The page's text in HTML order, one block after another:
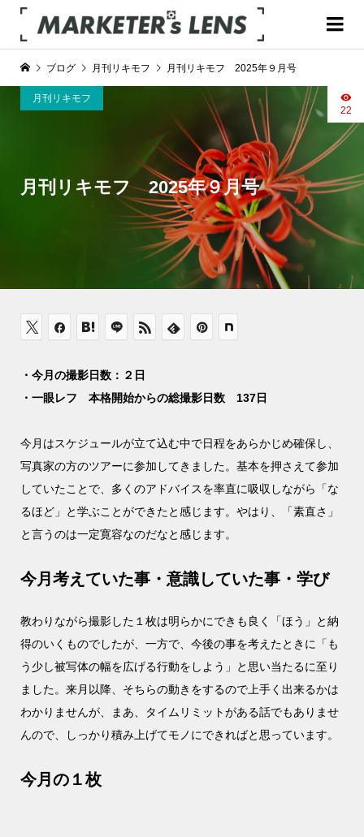
月刊リキモフ 2025年９月号
月刊リキモフ
22
ブログ 月刊リキモフ 月刊リキモフ 2025年９月号
・今月の撮影日数：２日
・一眼レフ 本格開始からの総撮影日数 137日
今月はスケジュールが立て込む中で日程をあらかじめ確保し、
写真家の方のツアーに参加してきました。基本を押さえて参加
していたことで、多くのアドバイスを率直に吸収しながら「な
るほど」と学ぶことができたと感じます。やはり、「素直さ」
と言うのは一定寛容なのだなと感じます。
今月考えていた事・意識していた事・学び
教わりながら撮影した１枚は明らかにできも良く「ほう」と納
得のいくものでしたが、一方で、今後の事を考えたときに「も
う少し被写体の幅を広げる行動をしよう」と思い当たるに至り
ました。来月以降、そちらの動きをするので上手く出来るかは
わかりませんが、まあ、タイムリミットがある話でもありませ
んので、しっかり積み上げてモノにできればと思っています。
今月の１枚